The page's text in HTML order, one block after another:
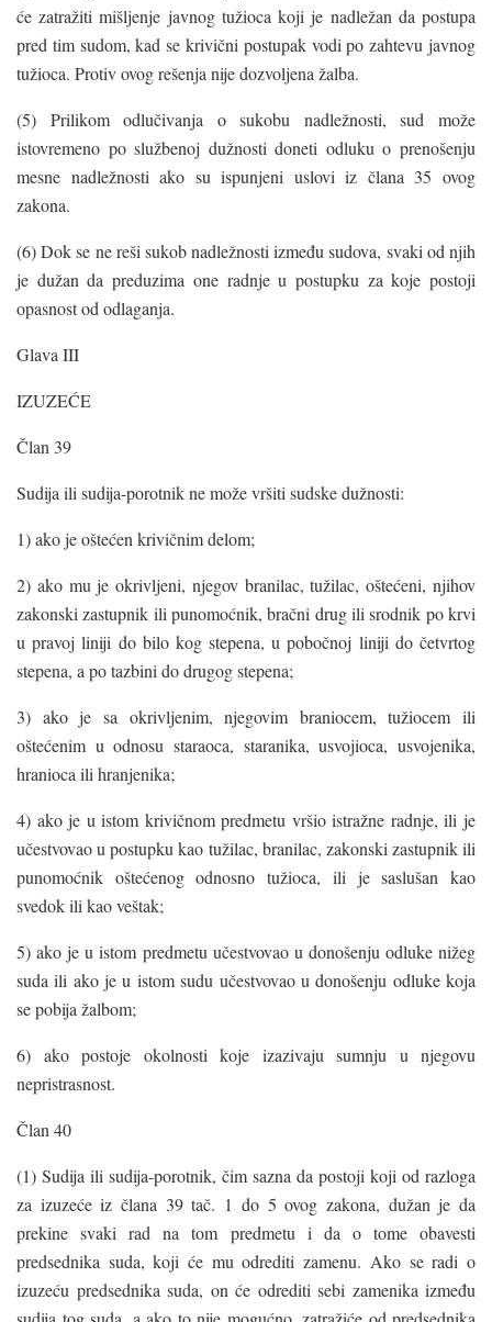
će zatražiti mišljenje javnog tužioca koji je nadležan da postupa
pred tim sudom, kad se krivični postupak vodi po zahtevu javnog
tužioca. Protiv ovog rešenja nije dozvoljena žalba.
(5) Prilikom odlučivanja o sukobu nadležnosti, sud može
istovremeno po službenoj dužnosti doneti odluku o prenošenju
mesne nadležnosti ako su ispunjeni uslovi iz člana 35 ovog
zakona.
(6) Dok se ne reši sukob nadležnosti između sudova, svaki od njih
je dužan da preduzima one radnje u postupku za koje postoji
opasnost od odlaganja.
Glava III
IZUZEĆE
Član 39
Sudija ili sudija-porotnik ne može vršiti sudske dužnosti:
1) ako je oštećen krivičnim delom;
2) ako mu je okrivljeni, njegov branilac, tužilac, oštećeni, njihov
zakonski zastupnik ili punomoćnik, bračni drug ili srodnik po krvi
u pravoj liniji do bilo kog stepena, u pobočnoj liniji do četvrtog
stepena, a po tazbini do drugog stepena;
3) ako je sa okrivljenim, njegovim braniocem, tužiocem ili
oštećenim u odnosu staraoca, staranika, usvojioca, usvojenika,
hranioca ili hranjenika;
4) ako je u istom krivičnom predmetu vršio istražne radnje, ili je
učestvovao u postupku kao tužilac, branilac, zakonski zastupnik ili
punomoćnik oštećenog odnosno tužioca, ili je saslušan kao
svedok ili kao veštak;
5) ako je u istom predmetu učestvovao u donošenju odluke nižeg
suda ili ako je u istom sudu učestvovao u donošenju odluke koja
se pobija žalbom;
6) ako postoje okolnosti koje izazivaju sumnju u njegovu
nepristrasnost.
Član 40
(1) Sudija ili sudija-porotnik, čim sazna da postoji koji od razloga
za izuzeće iz člana 39 tač. 1 do 5 ovog zakona, dužan je da
prekine svaki rad na tom predmetu i da o tome obavesti
predsednika suda, koji će mu odrediti zamenu. Ako se radi o
izuzeću predsednika suda, on će odrediti sebi zamenika između